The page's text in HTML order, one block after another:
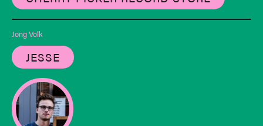
Jong Volk
JESSE